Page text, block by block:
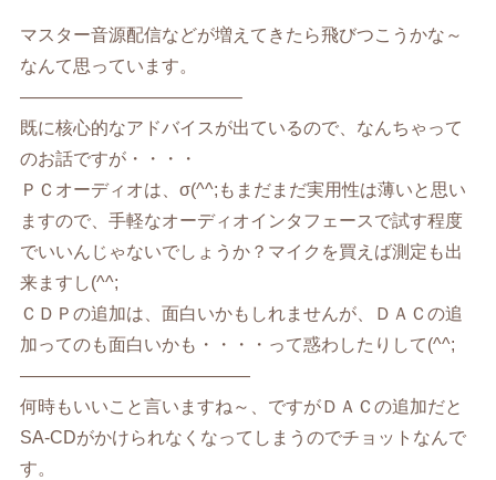
マスター音源配信などが増えてきたら飛びつこうかな～
なんて思っています。
————————————–
既に核心的なアドバイスが出ているので、なんちゃって
のお話ですが・・・・
ＰＣオーディオは、σ(^^;もまだまだ実用性は薄いと思い
ますので、手軽なオーディオインタフェースで試す程度
でいいんじゃないでしょうか？マイクを買えば測定も出
来ますし(^^;
ＣＤＰの追加は、面白いかもしれませんが、ＤＡＣの追
加ってのも面白いかも・・・・って惑わしたりして(^^;
—————————————
何時もいいこと言いますね～、ですがＤＡＣの追加だと
SA-CDがかけられなくなってしまうのでチョットなんで
す。